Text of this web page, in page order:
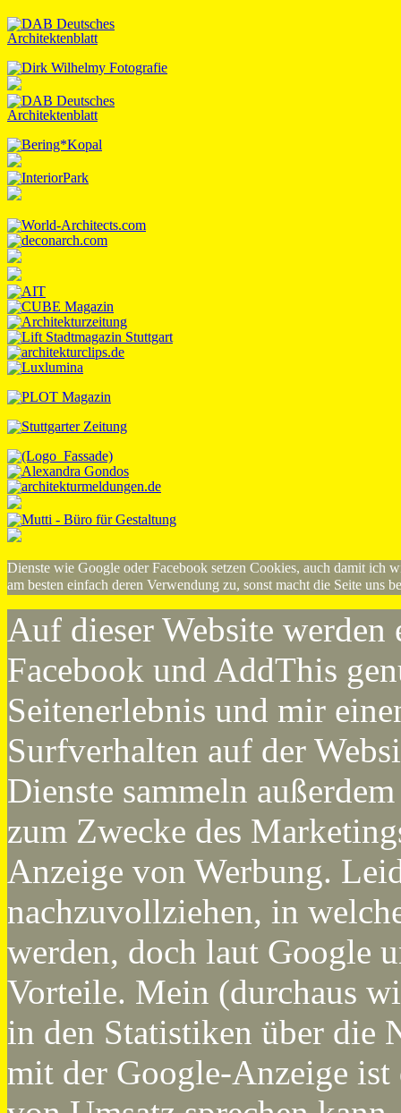
Dienste wie Google oder Facebook setzen Cookies, auch damit ich
am besten einfach deren Verwendung zu, sonst macht die Seite uns
Auf dieser Website
Facebook und AddThis
Seitenerlebnis und mir
Surfverhalten auf der
Dienste sammeln
zum Zwecke des
Anzeige von Werbung.
nachzuvollziehen, in
werden, doch laut Google
Vorteile. Mein (durchaus
in den Statistiken über die
mit der Google-Anzeige ist